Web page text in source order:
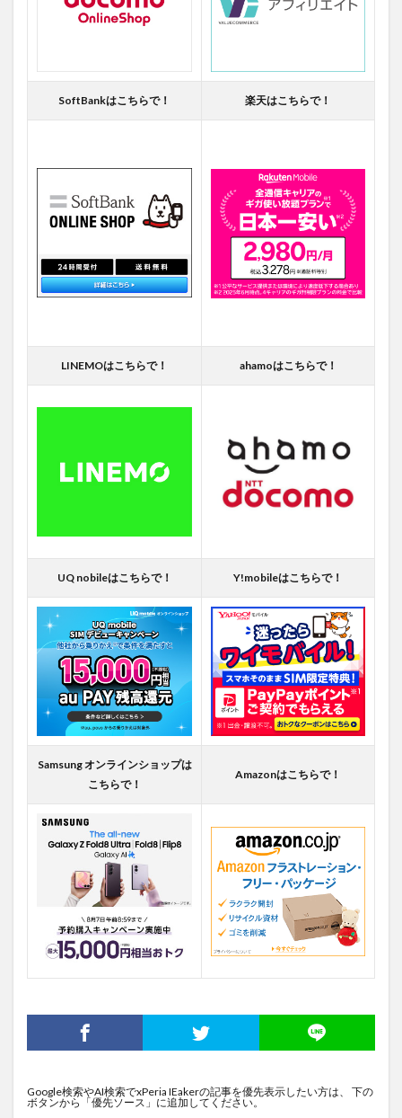
SoftBankはこちらで！ 楽天はこちらで！
LINEMOはこちらで！ ahamoはこちらで！
UQ nobileはこちらで！ Y!mobileはこちらで！
Samsung オンラインショップは
こちらで！
Amazonはこちらで！
Google検索やAI検索でxPeria IEakerの記事を優先表示したい方は、 下の
ボタンから「優先ソース」に追加してください。